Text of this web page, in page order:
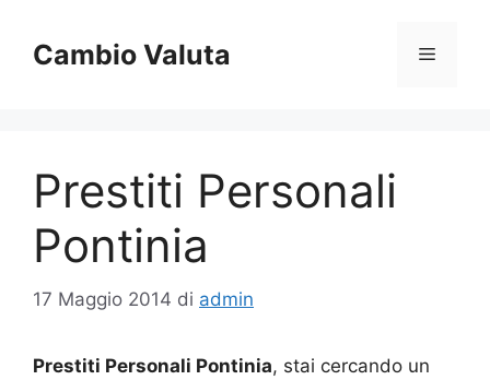
contenuto
Cambio Valuta Menu
Prestiti Personali
Pontinia
17 Maggio 2014 di admin
Prestiti Personali Pontinia, stai cercando un